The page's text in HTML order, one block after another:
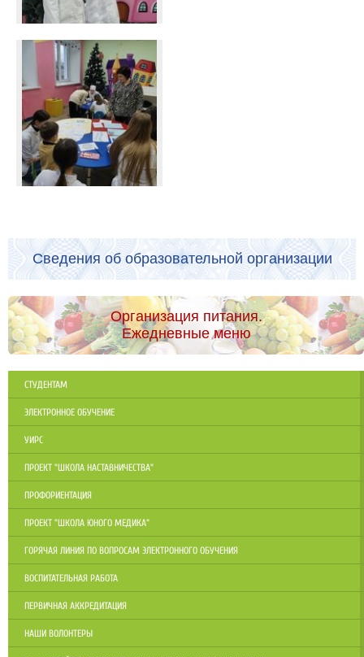
Сведения об образовательной организации
Организация питания.
Ежедневные меню
СТУДЕНТАМ
ЭЛЕКТРОННОЕ ОБУЧЕНИЕ
УИРС
ПРОЕКТ "ШКОЛА НАСТАВНИЧЕСТВА"
ПРОФОРИЕНТАЦИЯ
ПРОЕКТ "ШКОЛА ЮНОГО МЕДИКА"
ГОРЯЧАЯ ЛИНИЯ ПО ВОПРОСАМ ЭЛЕКТРОННОГО ОБУЧЕНИЯ
ВОСПИТАТЕЛЬНАЯ РАБОТА
ПЕРВИЧНАЯ АККРЕДИТАЦИЯ
НАШИ ВОЛОНТЕРЫ